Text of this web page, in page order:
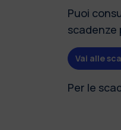
Puoi
scadenze
Vai alle
Per le